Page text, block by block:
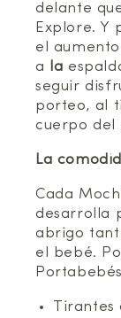
delante
Explore. Y
el
a
la
seguir
porteo, al
cuerpo del
La
Cada
desarrolla
abrigo
el bebé.